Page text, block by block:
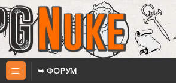
➥ ФОРУМ